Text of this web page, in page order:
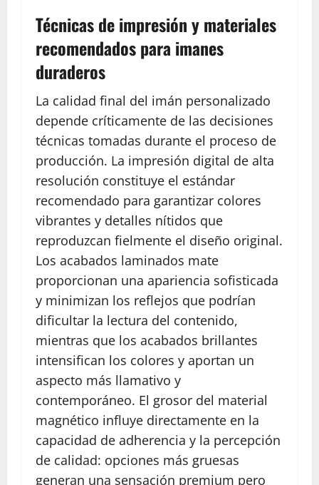
Técnicas de impresión y materiales
recomendados para imanes
duraderos
La calidad final del imán personalizado
depende críticamente de las decisiones
técnicas tomadas durante el proceso de
producción. La impresión digital de alta
resolución constituye el estándar
recomendado para garantizar colores
vibrantes y detalles nítidos que
reproduzcan fielmente el diseño original.
Los acabados laminados mate
proporcionan una apariencia sofisticada
y minimizan los reflejos que podrían
dificultar la lectura del contenido,
mientras que los acabados brillantes
intensifican los colores y aportan un
aspecto más llamativo y
contemporáneo. El grosor del material
magnético influye directamente en la
capacidad de adherencia y la percepción
de calidad: opciones más gruesas
generan una sensación premium pero